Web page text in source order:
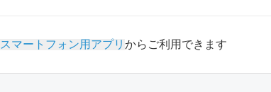
スマートフォン用アプリ からご利用できます